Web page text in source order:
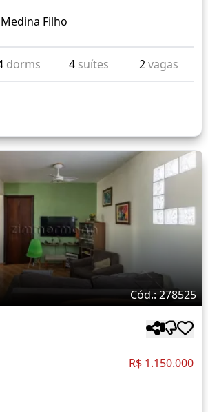
Filho
dorms 4 suítes 2vagas
Cód.: 278525
R$ 1.150.000